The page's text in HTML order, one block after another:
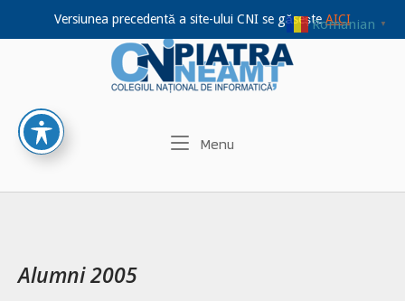
Versiunea precedentă a site-ului CNI se găseșteAICI
Home
Menu
Alumni 2005
Romanian ▼